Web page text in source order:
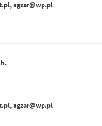
ugzar@wp.pl
ugzar@wp.pl